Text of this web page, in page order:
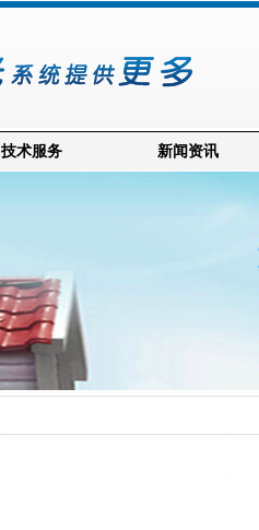
技术服务 新闻资讯